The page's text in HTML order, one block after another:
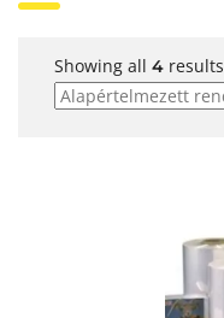
Showing all 4 results